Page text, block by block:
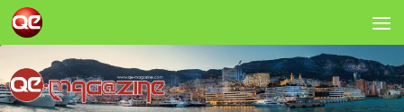
Salta al contenuto